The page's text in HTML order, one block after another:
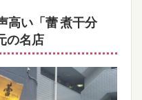
高い「蕾 煮干分
の名店